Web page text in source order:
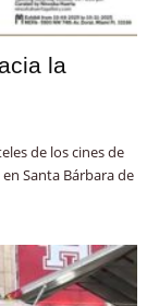
la
de los cines de
Santa Bárbara de